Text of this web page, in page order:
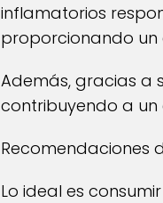
inflamatorios
proporcionando un
Además, gracias a
contribuyendo a un
Recomendaciones
Lo ideal es